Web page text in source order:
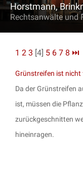
Horstmann,
Rechtsanwälte und
1 2 3 [4] 5 6 7 8 ⏭
Grünstreifen ist
Da der Grünstreifen
ist, müssen die
zurückgeschnitten
hineinragen.